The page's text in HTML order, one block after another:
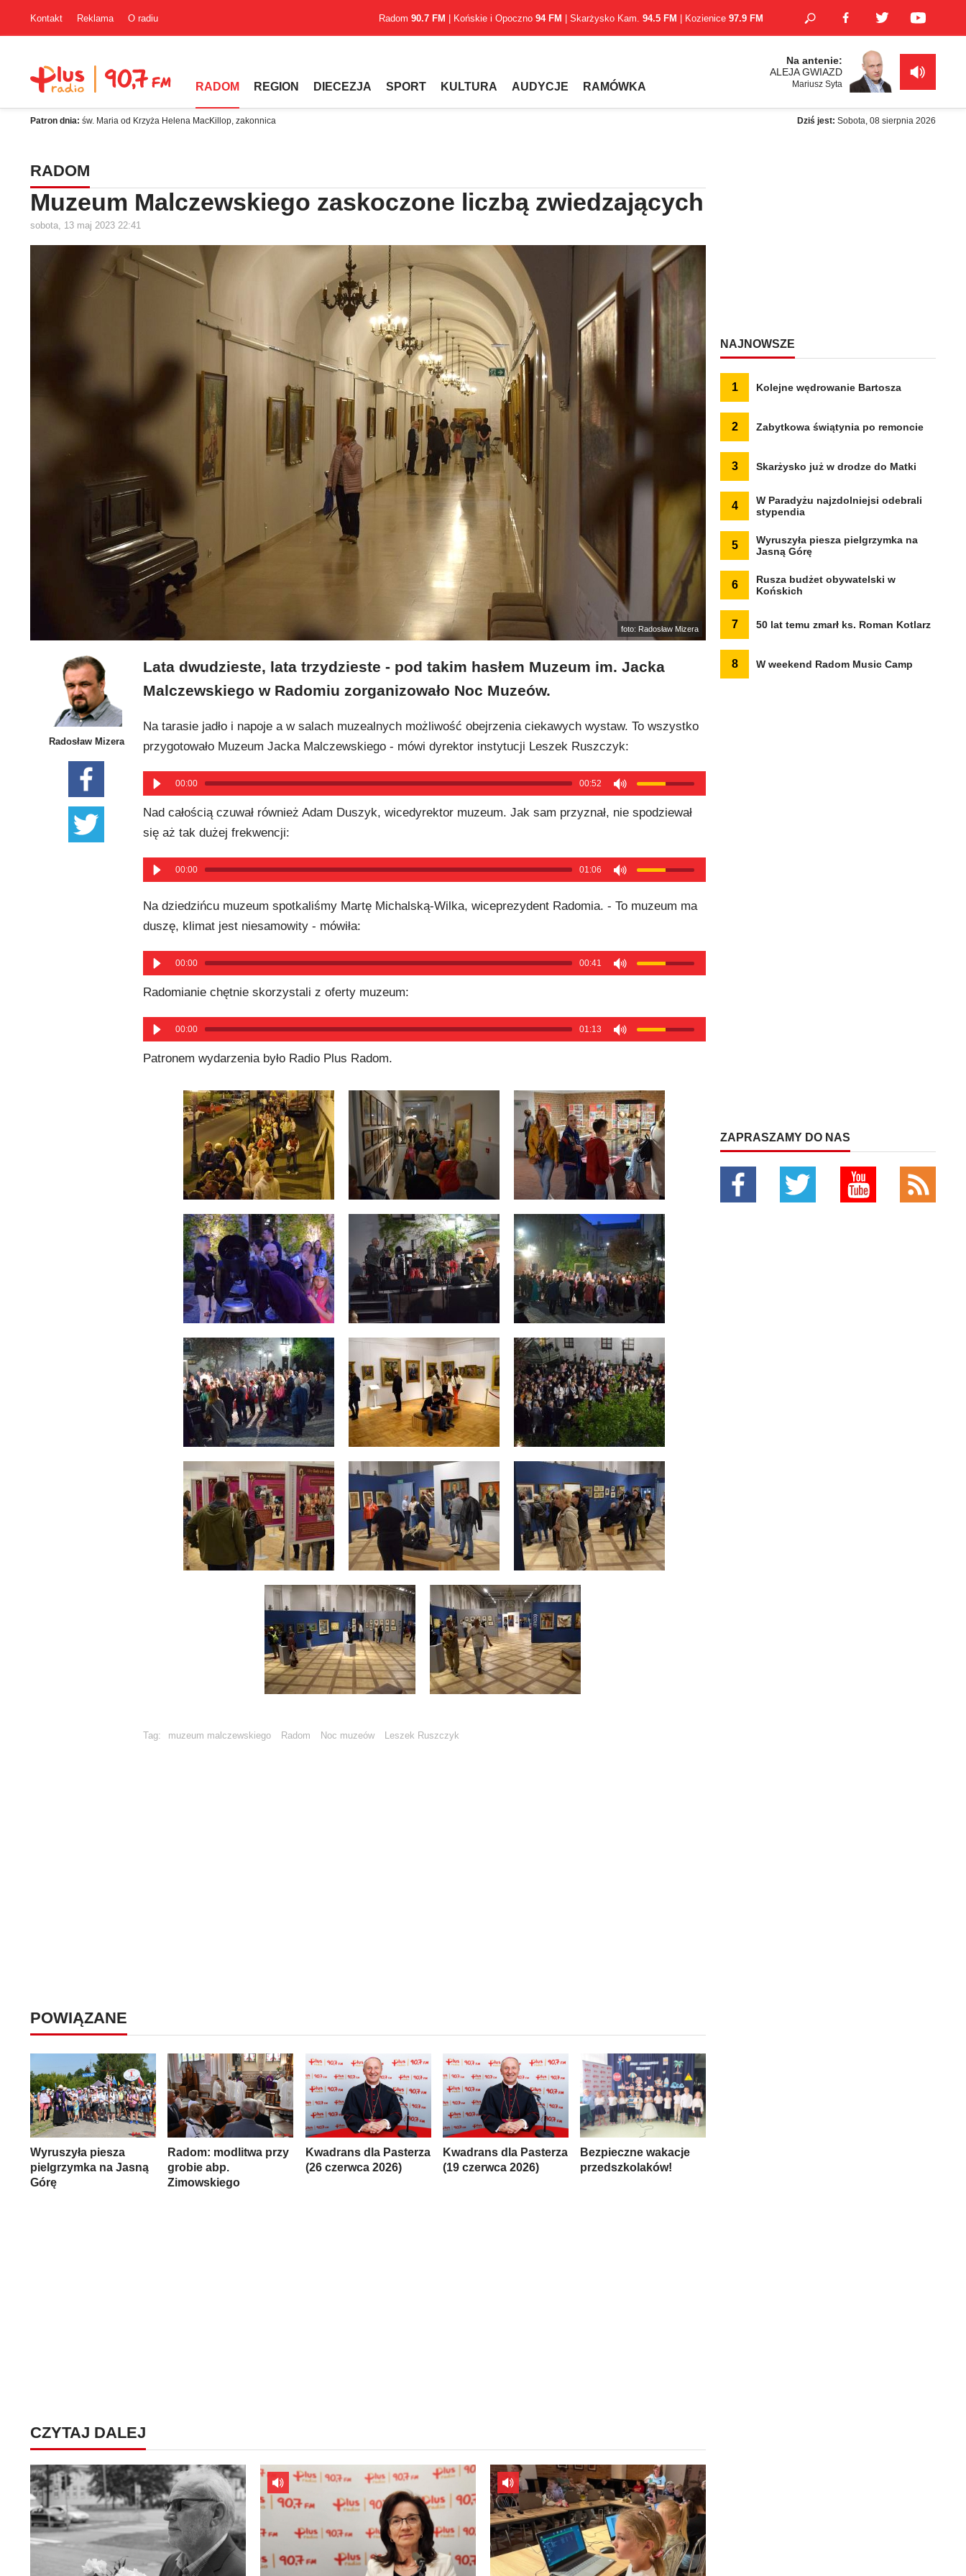
Kontakt Reklama O radiu Radom 90.7 FM | Końskie i Opoczno 94 FM | Skarżysko Kam. 94.5 FM | Kozienice 97.9 FM
RADOM REGION DIECEZJA SPORT KULTURA AUDYCJE RAMÓWKA
Na antenie:
ALEJA GWIAZD
Mariusz Syta
Patron dnia: św. Maria od Krzyża Helena MacKillop, zakonnica Dziś jest: Sobota, 08 sierpnia 2026
RADOM
Muzeum Malczewskiego zaskoczone liczbą zwiedzających
sobota, 13 maj 2023 22:41
foto: Radosław Mizera
Radosław Mizera
Lata dwudzieste, lata trzydzieste - pod takim hasłem Muzeum im. Jacka
Malczewskiego w Radomiu zorganizowało Noc Muzeów.
Na tarasie jadło i napoje a w salach muzealnych możliwość obejrzenia ciekawych wystaw. To wszystko
przygotowało Muzeum Jacka Malczewskiego - mówi dyrektor instytucji Leszek Ruszczyk:
00:00 00:52
Nad całością czuwał również Adam Duszyk, wicedyrektor muzeum. Jak sam przyznał, nie spodziewał
się aż tak dużej frekwencji:
00:00 01:06
Na dziedzińcu muzeum spotkaliśmy Martę Michalską-Wilka, wiceprezydent Radomia. - To muzeum ma
duszę, klimat jest niesamowity - mówiła:
00:00 00:41
Radomianie chętnie skorzystali z oferty muzeum:
00:00 01:13
Patronem wydarzenia było Radio Plus Radom.
Tag: muzeum malczewskiego Radom Noc muzeów Leszek Ruszczyk
POWIĄZANE
Wyruszyła piesza
pielgrzymka na Jasną
Górę
Radom: modlitwa przy
grobie abp.
Zimowskiego
Kwadrans dla Pasterza
(26 czerwca 2026)
Kwadrans dla Pasterza
(19 czerwca 2026)
Bezpieczne wakacje
przedszkolaków!
CZYTAJ DALEJ
NAJNOWSZE
1 Kolejne wędrowanie Bartosza
2 Zabytkowa świątynia po remoncie
3 Skarżysko już w drodze do Matki
4
W Paradyżu najzdolniejsi odebrali
stypendia
5
Wyruszyła piesza pielgrzymka na
Jasną Górę
6
Rusza budżet obywatelski w
Końskich
7 50 lat temu zmarł ks. Roman Kotlarz
8 W weekend Radom Music Camp
ZAPRASZAMY DO NAS